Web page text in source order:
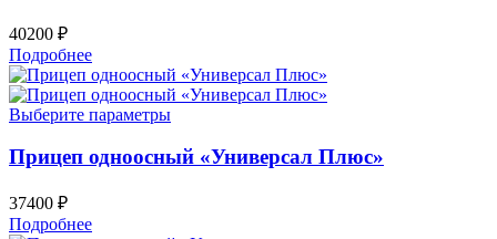
40200 ₽
Подробнее
Выберите параметры
Прицеп одноосный «Универсал Плюс»
37400 ₽
Подробнее